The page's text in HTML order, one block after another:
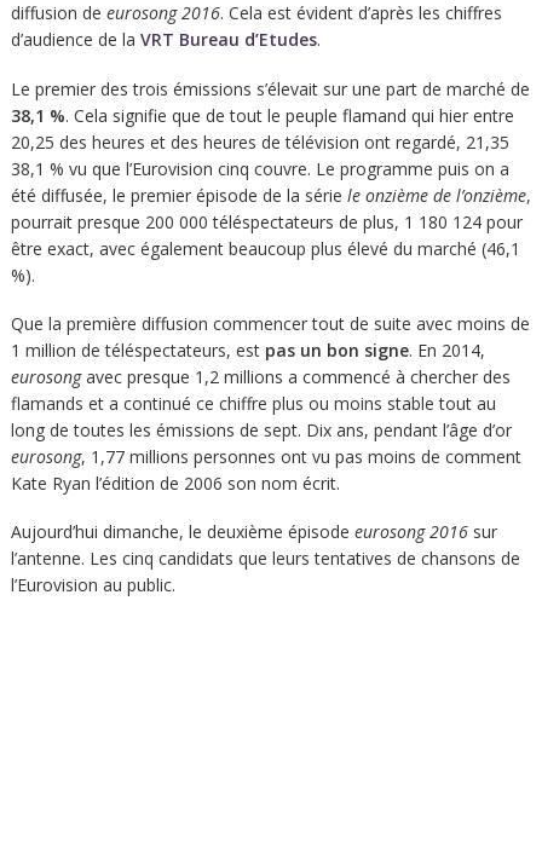
diffusion de eurosong 2016. Cela est évident d’après les chiffres
d’audience de la VRT Bureau d’Etudes.
Le premier des trois émissions s’élevait sur une part de marché de
38,1 %. Cela signifie que de tout le peuple flamand qui hier entre
20,25 des heures et des heures de télévision ont regardé, 21,35
38,1 % vu que l’Eurovision cinq couvre. Le programme puis on a
été diffusée, le premier épisode de la série le onzième de l’onzième,
pourrait presque 200 000 téléspectateurs de plus, 1 180 124 pour
être exact, avec également beaucoup plus élevé du marché (46,1
%).
Que la première diffusion commencer tout de suite avec moins de
1 million de téléspectateurs, est pas un bon signe. En 2014,
eurosongavec presque 1,2 millions a commencé à chercher des
flamands et a continué ce chiffre plus ou moins stable tout au
long de toutes les émissions de sept. Dix ans, pendant l’âge d’or
eurosong, 1,77 millions personnes ont vu pas moins de comment
Kate Ryan l’édition de 2006 son nom écrit.
Aujourd’hui dimanche, le deuxième épisode eurosong 2016 sur
l’antenne. Les cinq candidats que leurs tentatives de chansons de
l’Eurovision au public.